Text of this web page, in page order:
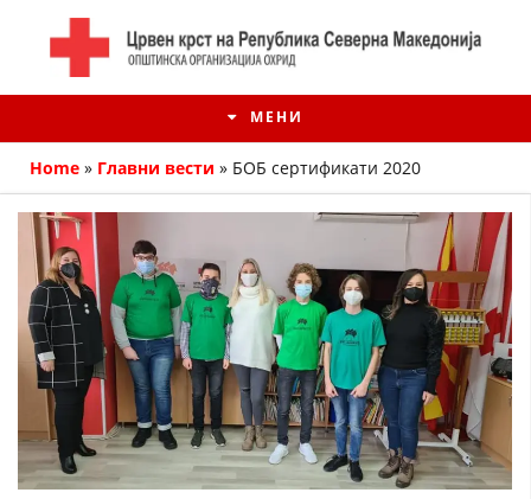
МЕНИ
ИСТОРИЈАТ НА ЦКРМ
ИСТОРИЈАТ НА ДВИЖЕЊЕТО
Home » Главни вести » БОБ сертификати 2020